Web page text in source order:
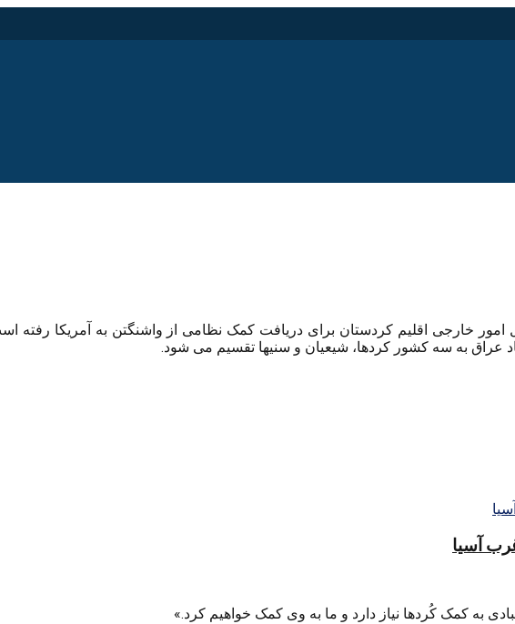
خارجی اقلیم کردستان برای دریافت کمک نظامی از واشنگتن به آمریکا رفته
عراق به سه کشور کردها، شیعیان و سنیها تقسیم می شود.
آسیا
به کمک کُردها نیاز دارد و ما به وی کمک خواهیم کرد.»